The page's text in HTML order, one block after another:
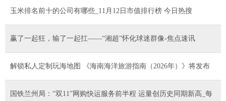
玉米排名前十的公司有哪些_11月12日市值排行榜 今日热搜
​赢了一起狂，输了一起扛——“湘超”怀化球迷群像-焦点速讯
解锁私人定制玩海地图 《海南海洋旅游指南（2026年）》将发布
国铁兰州局：“双11”网购快运服务前半程 运量创历史同期新高_每